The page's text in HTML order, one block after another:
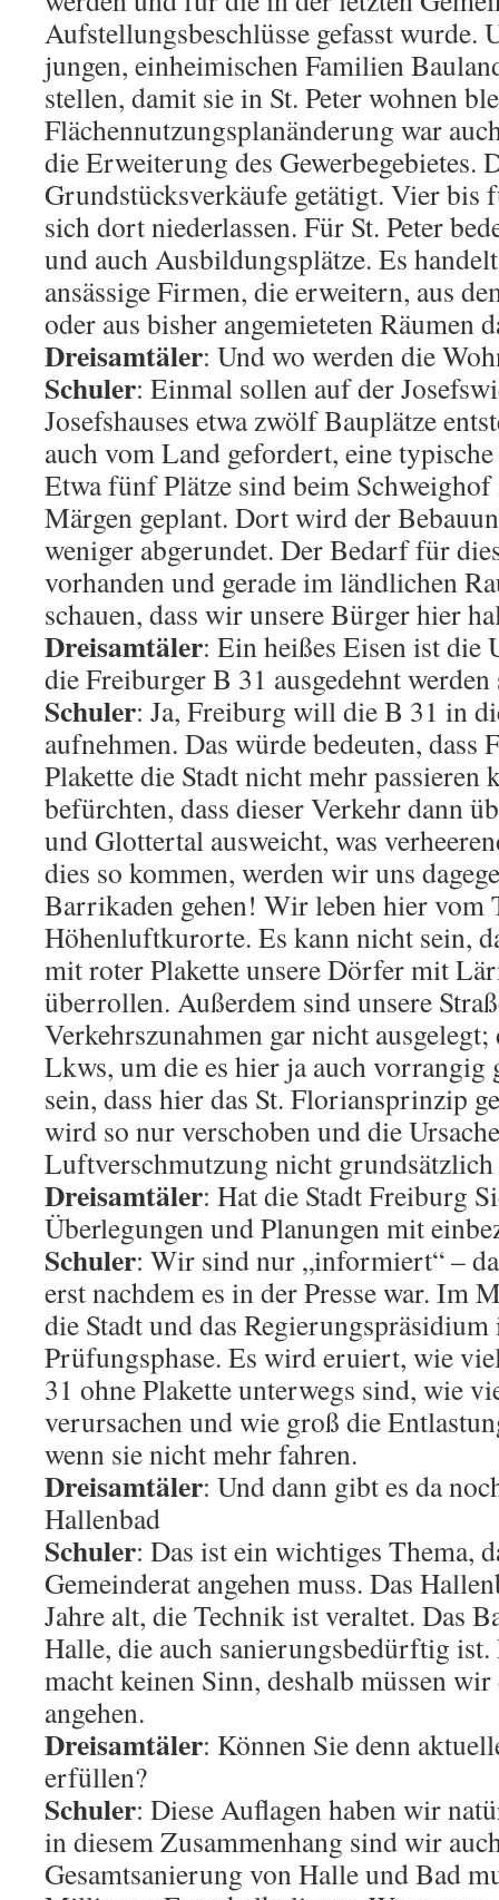
Aufstellungsbeschlüsse gefasst wurde.
jungen, einheimischen Familien
stellen, damit sie in St. Peter wohnen
Flächennutzungsplanänderung war
die Erweiterung des Gewerbegebietes.
Grundstücksverkäufe getätigt. Vier bis
sich dort niederlassen. Für St. Peter
und auch Ausbildungsplätze. Es
ansässige Firmen, die erweitern, aus
oder aus bisher angemieteten Räumen
Dreisamtäler: Und wo werden die
Schuler: Einmal sollen auf der
Josefshauses etwa zwölf Bauplätze
auch vom Land gefordert, eine
Etwa fünf Plätze sind beim
Märgen geplant. Dort wird der
weniger abgerundet. Der Bedarf für
vorhanden und gerade im ländlichen
schauen, dass wir unsere Bürger hier
Dreisamtäler: Ein heißes Eisen ist die
die Freiburger B 31 ausgedehnt
Schuler: Ja, Freiburg will die B 31 in
aufnehmen. Das würde bedeuten, dass
Plakette die Stadt nicht mehr passieren
befürchten, dass dieser Verkehr dann
und Glottertal ausweicht, was
dies so kommen, werden wir uns
Barrikaden gehen! Wir leben hier vom
Höhenluftkurorte. Es kann nicht sein,
mit roter Plakette unsere Dörfer mit
überrollen. Außerdem sind unsere
Verkehrszunahmen gar nicht
Lkws, um die es hier ja auch vorrangig
sein, dass hier das St. Floriansprinzip
wird so nur verschoben und die
Luftverschmutzung nicht grundsätzlich
Dreisamtäler: Hat die Stadt Freiburg
Überlegungen und Planungen mit
Schuler: Wir sind nur „informiert“ –
erst nachdem es in der Presse war. Im
die Stadt und das
Prüfungsphase. Es wird eruiert, wie
31 ohne Plakette unterwegs sind, wie
verursachen und wie groß die
wenn sie nicht mehr fahren.
Dreisamtäler: Und dann gibt es da
Hallenbad
Schuler: Das ist ein wichtiges Thema,
Gemeinderat angehen muss. Das
Jahre alt, die Technik ist veraltet. Das
Halle, die auch sanierungsbedürftig
macht keinen Sinn, deshalb müssen
angehen.
Dreisamtäler: Können Sie denn
erfüllen?
Schuler: Diese Auflagen haben wir
in diesem Zusammenhang sind wir
Gesamtsanierung von Halle und Bad